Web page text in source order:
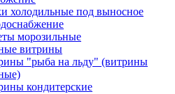
холодильные под выносное
морозильные
витрины
"рыба на льду" (витрины
кондитерские